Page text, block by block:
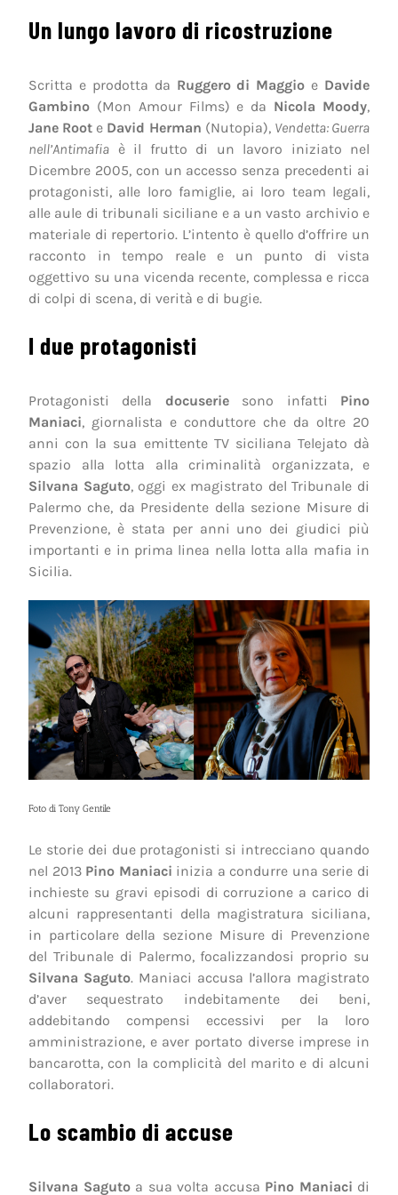
Un lungo lavoro di ricostruzione
Scritta e prodotta da Ruggero di Maggio e Davide
Gambino (Mon Amour Films) e da Nicola Moody,
Jane Root e David Herman (Nutopia), Vendetta: Guerra
nell’Antimafia è il frutto di un lavoro iniziato nel
Dicembre 2005, con un accesso senza precedenti ai
protagonisti, alle loro famiglie, ai loro team legali,
alle aule di tribunali siciliane e a un vasto archivio e
materiale di repertorio. L’intento è quello d’offrire un
racconto in tempo reale e un punto di vista
oggettivo su una vicenda recente, complessa e ricca
di colpi di scena, di verità e di bugie.
I due protagonisti
Protagonisti della docuseriesono infatti Pino
Maniaci, giornalista e conduttore che da oltre 20
anni con la sua emittente TV siciliana Telejato dà
spazio alla lotta alla criminalità organizzata, e
Silvana Saguto, oggi ex magistrato del Tribunale di
Palermo che, da Presidente della sezione Misure di
Prevenzione, è stata per anni uno dei giudici più
importanti e in prima linea nella lotta alla mafia in
Sicilia.
Foto di Tony Gentile
Le storie dei due protagonisti si intrecciano quando
nel 2013 Pino Maniaci inizia a condurre una serie di
inchieste su gravi episodi di corruzione a carico di
alcuni rappresentanti della magistratura siciliana,
in particolare della sezione Misure di Prevenzione
del Tribunale di Palermo, focalizzandosi proprio su
Silvana Saguto. Maniaci accusa l’allora magistrato
d’aver sequestrato indebitamente dei beni,
addebitando compensi eccessivi per la loro
amministrazione, e aver portato diverse imprese in
bancarotta, con la complicità del marito e di alcuni
collaboratori.
Lo scambio di accuse
Silvana Sagutoa sua volta accusa Pino Maniaci di